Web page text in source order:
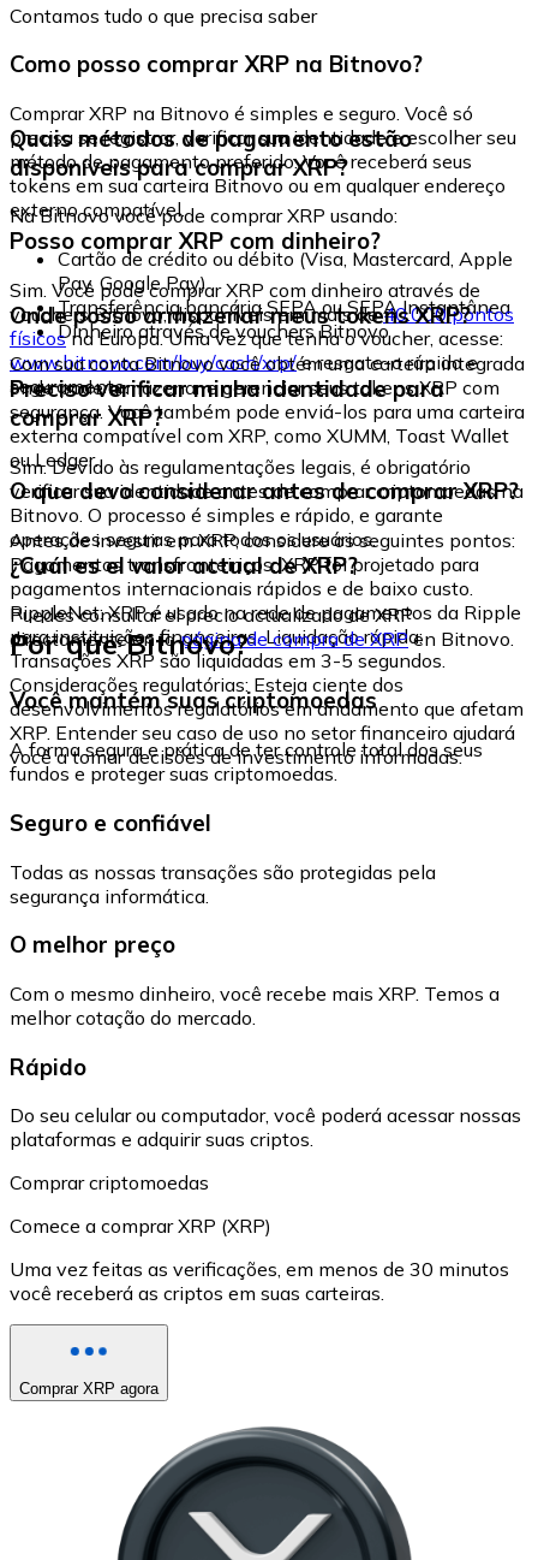
Contamos tudo o que precisa saber
Como posso comprar XRP na Bitnovo?
Comprar XRP na Bitnovo é simples e seguro. Você só
precisa se registrar, verificar sua identidade e escolher seu
método de pagamento preferido. Você receberá seus
tokens em sua carteira Bitnovo ou em qualquer endereço
externo compatível.
Quais métodos de pagamento estão
disponíveis para comprar XRP?
Na Bitnovo você pode comprar XRP usando:
Cartão de crédito ou débito (Visa, Mastercard, Apple
Pay, Google Pay)
Transferência bancária SEPA ou SEPA Instantânea
Dinheiro através de vouchers Bitnovo
Posso comprar XRP com dinheiro?
Sim. Você pode comprar XRP com dinheiro através de
vouchers Bitnovo, disponíveis em mais de40.000 pontos
físicosna Europa. Uma vez que tenha o voucher, acesse:
www.bitnovo.com/buy/cash/xrp/e resgate-o rápida e
seguramente.
Onde posso armazenar meus tokens XRP?
Com sua conta Bitnovo você obtém uma carteira integrada
onde pode armazenar e gerenciar seus tokens XRP com
segurança. Você também pode enviá-los para uma carteira
externa compatível com XRP, como XUMM, Toast Wallet
ou Ledger.
Preciso verificar minha identidade para
comprar XRP?
Sim. Devido às regulamentações legais, é obrigatório
verificar sua identidade antes de comprar criptomoedas na
Bitnovo. O processo é simples e rápido, e garante
operações seguras para todos os usuários.
O que devo considerar antes de comprar XRP?
Antes de investir em XRP, considere os seguintes pontos:
Pagamentos transfronteiriços: XRP foi projetado para
pagamentos internacionais rápidos e de baixo custo.
RippleNet: XRP é usado na rede de pagamentos da Ripple
para instituições financeiras. Liquidação rápida:
Transações XRP são liquidadas em 3-5 segundos.
Considerações regulatórias: Esteja ciente dos
desenvolvimentos regulatórios em andamento que afetam
XRP. Entender seu caso de uso no setor financeiro ajudará
você a tomar decisões de investimento informadas.
¿Cuál es el valor actual de XRP?
Puedes consultar el precio actualizado de XRP
directamente en lapágina de compra de XRPen Bitnovo.
Por que Bitnovo?
Você mantém suas criptomoedas
A forma segura e prática de ter controle total dos seus
fundos e proteger suas criptomoedas.
Seguro e confiável
Todas as nossas transações são protegidas pela
segurança informática.
O melhor preço
Com o mesmo dinheiro, você recebe mais XRP. Temos a
melhor cotação do mercado.
Rápido
Do seu celular ou computador, você poderá acessar nossas
plataformas e adquirir suas criptos.
Comprar criptomoedas
Comece a comprar XRP (XRP)
Uma vez feitas as verificações, em menos de 30 minutos
você receberá as criptos em suas carteiras.
Comprar XRP agora